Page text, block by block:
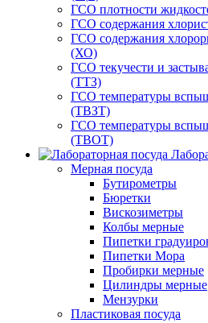
ГСО плотности
ГСО содержания
ГСО содержания
(ХО)
ГСО текучести и
(ТТЗ)
ГСО температуры
(ТВЗТ)
ГСО температуры
(ТВОТ)
Мерная посуда
Бутирометры
Бюретки
Вискозиметры
Колбы мерные
Пипетки
Пипетки Мора
Пробирки мерные
Цилиндры мерные
Мензурки
Пластиковая посуда